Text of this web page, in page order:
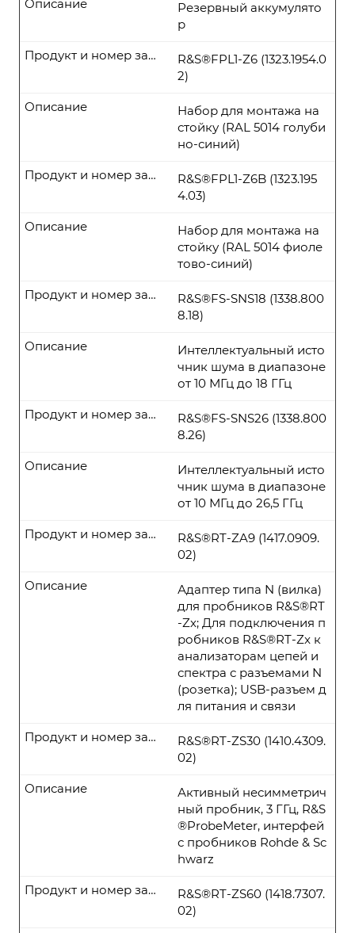
Резервный аккумулято
р
Описание
R&S®FPL1-Z6 (1323.1954.0
2)
Продукт и номер заказа
Набор для монтажа на
стойку (RAL 5014 голуби
но-синий)
Описание
R&S®FPL1-Z6B (1323.195
4.03)
Продукт и номер заказа
Набор для монтажа на
стойку (RAL 5014 фиоле
тово-синий)
Описание
R&S®FS-SNS18 (1338.800
8.18)
Продукт и номер заказа
Интеллектуальный исто
чник шума в диапазоне
от 10 МГц до 18 ГГц
Описание
R&S®FS-SNS26 (1338.800
8.26)
Продукт и номер заказа
Интеллектуальный исто
чник шума в диапазоне
от 10 МГц до 26,5 ГГц
Описание
R&S®RT-ZA9 (1417.0909.
02)
Продукт и номер заказа
Адаптер типа N (вилка)
для пробников R&S®RT
-Zx; Для подключения п
робников R&S®RT-Zx к
анализаторам цепей и
спектра с разъемами N
(розетка); USB-разъем д
ля питания и связи
Описание
R&S®RT-ZS30 (1410.4309.
02)
Продукт и номер заказа
Активный несимметрич
ный пробник, 3 ГГц, R&S
®ProbeMeter, интерфей
с пробников Rohde & Sc
hwarz
Описание
R&S®RT-ZS60 (1418.7307.
02)
Продукт и номер заказа